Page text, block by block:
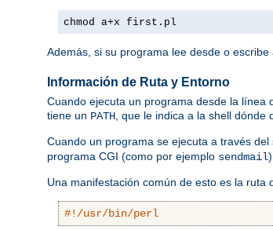
chmod a+x first.pl
Además, si su programa lee desde o
Información de Ruta y Entorno
Cuando ejecuta un programa desde la línea
tiene un PATH, que le indica a la shell dónde
Cuando un programa se ejecuta a través
programa CGI (como por ejemplo sendmail
Una manifestación común de esto es la ruta
#!/usr/bin/perl